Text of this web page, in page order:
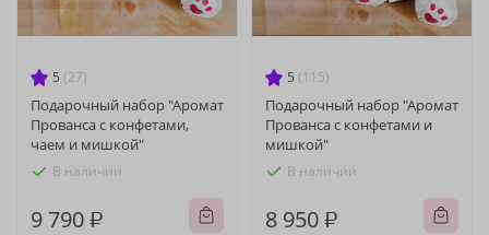
5 (27)
Подарочный набор "Аромат
Прованса с конфетами,
чаем и мишкой"
В наличии
9 790 ₽
5 (115)
Подарочный набор "Аромат
Прованса с конфетами и
мишкой"
В наличии
8 950 ₽